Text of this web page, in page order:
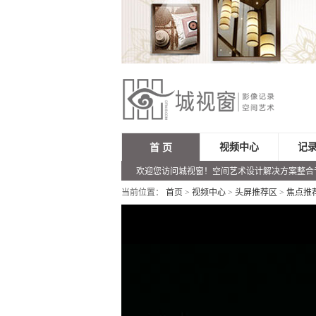
首 页
欢迎您访问城视窗！空间艺术设计解决方案整合
视频中心 记
当前位置： 首页 > 视频中心> 头屏推荐区 > 焦点推